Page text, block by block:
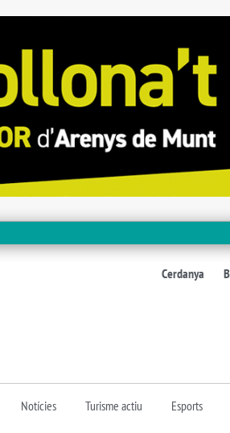
Cerdanya
Notícies Turisme actiu Esports